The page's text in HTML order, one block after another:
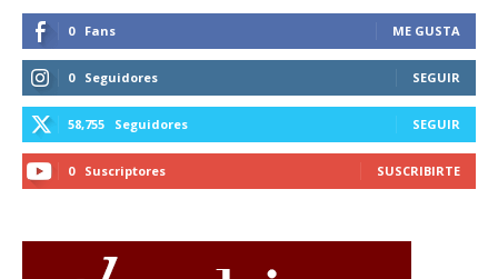
0 Fans ME GUSTA
0 Seguidores SEGUIR
58,755 Seguidores SEGUIR
0 Suscriptores SUSCRIBIRTE